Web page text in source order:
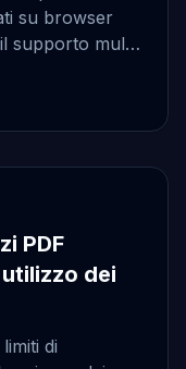
su browser
supporto multi-
PDF
dei
di